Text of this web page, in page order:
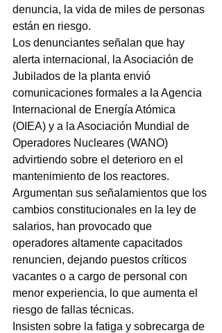
denuncia, la vida de miles de personas
están en riesgo.
Los denunciantes señalan que hay
alerta internacional, la Asociación de
Jubilados de la planta envió
comunicaciones formales a la Agencia
Internacional de Energía Atómica
(OIEA) y a la Asociación Mundial de
Operadores Nucleares (WANO)
advirtiendo sobre el deterioro en el
mantenimiento de los reactores.
Argumentan sus señalamientos que los
cambios constitucionales en la ley de
salarios, han provocado que
operadores altamente capacitados
renuncien, dejando puestos críticos
vacantes o a cargo de personal con
menor experiencia, lo que aumenta el
riesgo de fallas técnicas.
Insisten sobre la fatiga y sobrecarga de